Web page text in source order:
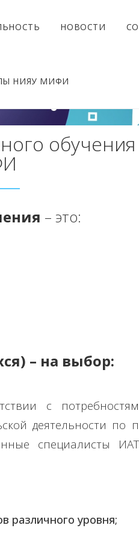
НОВОСТИ
НИЯУ МИФИ
– это:
– на выбор:
с
деятельности по
специалисты
различного уровня;